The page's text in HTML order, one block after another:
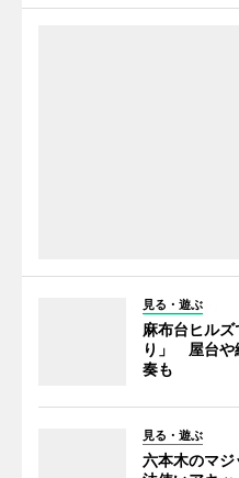
見る・遊ぶ
麻布台ヒル
り」 屋台や
奏も
見る・遊ぶ
六本木のマ